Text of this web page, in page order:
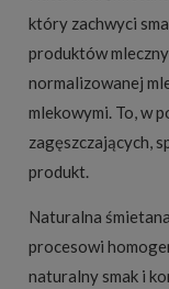
który zachwyci
produktów
normalizowanej
mlekowymi. To, w
zagęszczających,
produkt.
Naturalna
procesowi
naturalny smak i